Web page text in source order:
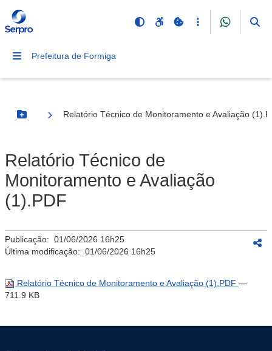
Prefeitura de Formiga
Botão Menu
Relatório Técnico de Monitoramento e Avaliação
Relatório Técnico de
Monitoramento e Avaliação
(1).PDF
Publicação: 01/06/2026 16h25
Última modificação: 01/06/2026 16h25
Relatório Técnico de Monitoramento e Avaliação (1).PDF —
711.9 KB